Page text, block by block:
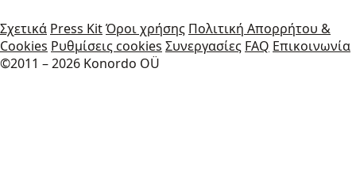
Σχετικά Press KitΌροι χρήσης Πολιτική Απορρήτου &
Cookies Ρυθμίσεις cookies Συνεργασίες FAQ Επικοινωνία
©2011 – 2026 Konordo OÜ